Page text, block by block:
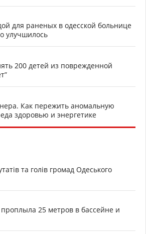
для раненых в одесской больнице
улучшилось
200 детей из поврежденной
Как пережить аномальную
здоровью и энергетике
та голів громад Одеського
проплыла 25 метров в бассейне и